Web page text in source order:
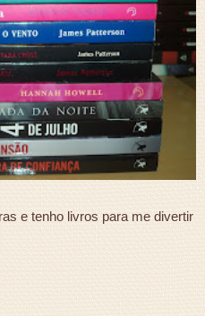
e tenho livros para me divertir